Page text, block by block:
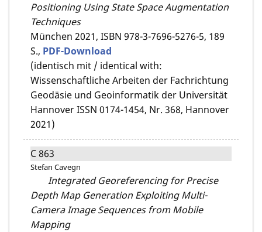
Positioning Using State Space Augmentation
Techniques
München 2021, ISBN 978-3-7696-5276-5, 189
S., PDF-Download
(identisch mit / identical with:
Wissenschaftliche Arbeiten der Fachrichtung
Geodäsie und Geoinformatik der Universität
Hannover ISSN 0174-1454, Nr. 368, Hannover
2021)
C 863
Stefan Cavegn
Integrated Georeferencing for Precise
Depth Map Generation Exploiting Multi-
Camera Image Sequences from Mobile
Mapping